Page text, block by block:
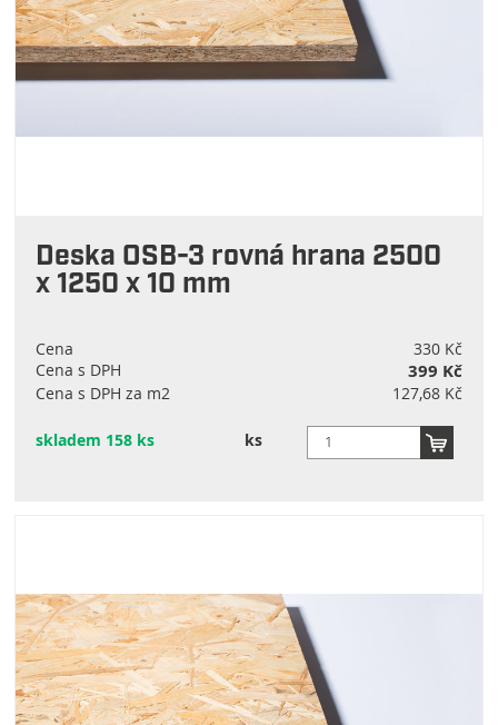
Deska OSB-3 rovná hrana 2500
x 1250 x 10 mm
Cena
330 Kč
Cena s DPH
399 Kč
Cena s DPH za m2 127,68 Kč
skladem 158 ks ks